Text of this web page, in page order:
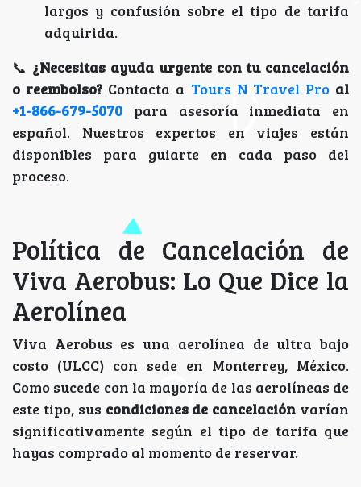
largos y confusión sobre el tipo de tarifa
adquirida.
📞 ¿Necesitas ayuda urgente con tu cancelación
o reembolso? Contacta a Tours N Travel Proal
+1-866-679-5070 para asesoría inmediata en
español. Nuestros expertos en viajes están
disponibles para guiarte en cada paso del
proceso.
Política de Cancelación de
Viva Aerobus: Lo Que Dice la
Aerolínea
Viva Aerobus es una aerolínea de ultra bajo
costo (ULCC) con sede en Monterrey, México.
Como sucede con la mayoría de las aerolíneas de
este tipo, sus condiciones de cancelación varían
significativamente según el tipo de tarifa que
hayas comprado al momento de reservar.